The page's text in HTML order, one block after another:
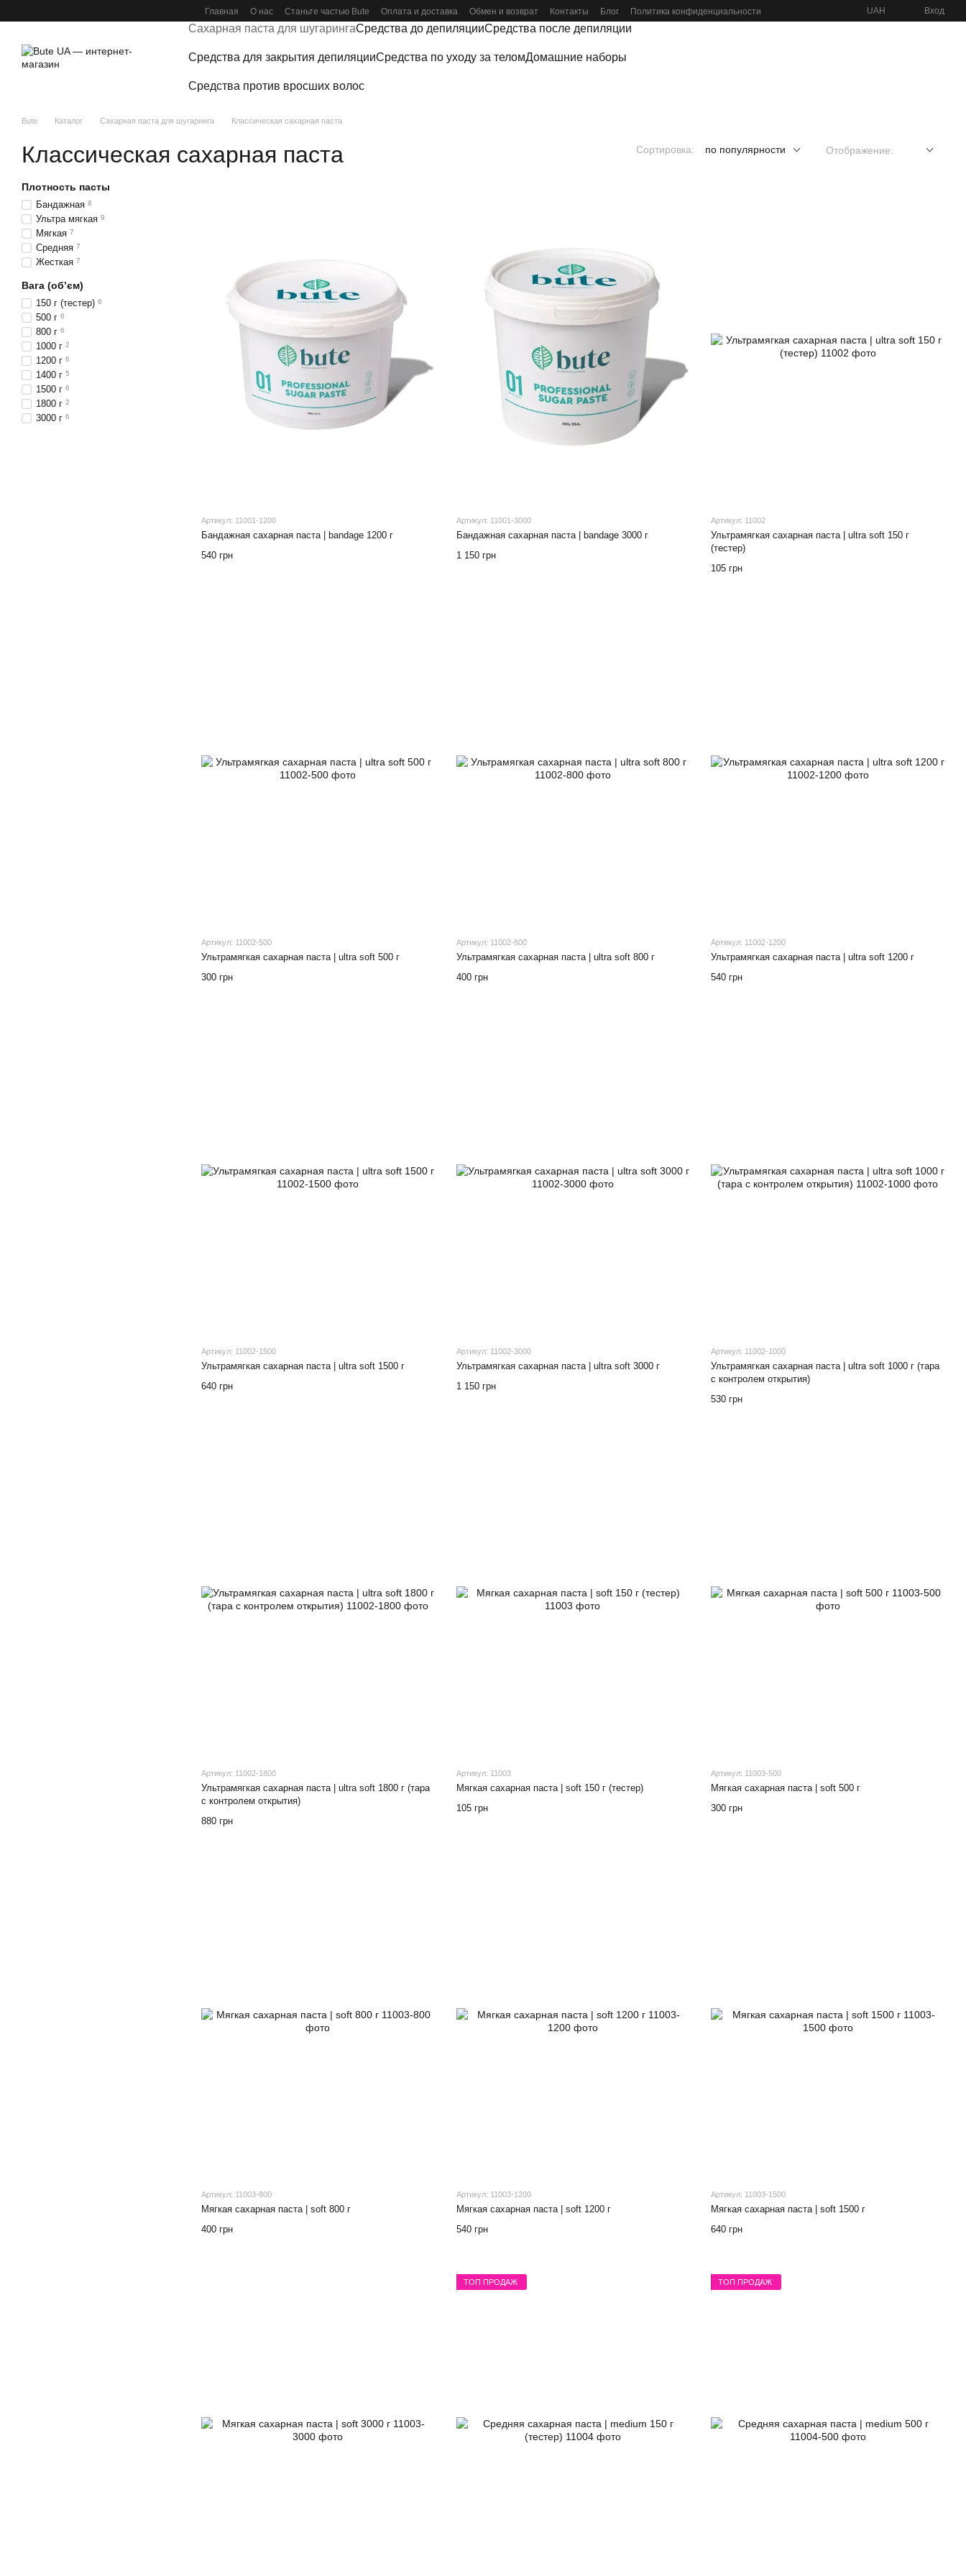
Главная О нас Станьте частью Bute Оплата и доставка Обмен и возврат Контакты Блог Политика конфиденциальности UAH Вход
Сахарная паста для шугарингаСредства до депиляцииСредства после депиляции
Средства для закрытия депиляцииСредства по уходу за теломДомашние наборы
Средства против вросших волос
Bute Каталог Сахарная паста для шугаринга Классическая сахарная паста
Классическая сахарная паста Сортировка: по популярности Отображение:
Артикул: 11001-1200
Бандажная сахарная паста | bandage 1200 г
540 грн
Артикул: 11001-3000
Бандажная сахарная паста | bandage 3000 г
1 150 грн
Артикул: 11002
Ультрамягкая сахарная паста | ultra soft 150 г
(тестер)
105 грн
Артикул: 11002-500
Ультрамягкая сахарная паста | ultra soft 500 г
300 грн
Артикул: 11002-800
Ультрамягкая сахарная паста | ultra soft 800 г
400 грн
Артикул: 11002-1200
Ультрамягкая сахарная паста | ultra soft 1200 г
540 грн
Артикул: 11002-1500
Ультрамягкая сахарная паста | ultra soft 1500 г
640 грн
Артикул: 11002-3000
Ультрамягкая сахарная паста | ultra soft 3000 г
1 150 грн
Артикул: 11002-1000
Ультрамягкая сахарная паста | ultra soft 1000 г (тара
с контролем открытия)
530 грн
Артикул: 11002-1800
Ультрамягкая сахарная паста | ultra soft 1800 г (тара
с контролем открытия)
880 грн
Артикул: 11003
Мягкая сахарная паста | soft 150 г (тестер)
105 грн
Артикул: 11003-500
Мягкая сахарная паста | soft 500 г
300 грн
Артикул: 11003-800
Мягкая сахарная паста | soft 800 г
400 грн
Артикул: 11003-1200
Мягкая сахарная паста | soft 1200 г
540 грн
Артикул: 11003-1500
Мягкая сахарная паста | soft 1500 г
640 грн
ТОП ПРОДАЖ ТОП ПРОДАЖ
Плотность пасты
Бандажная 8
Ультра мягкая 9
Мягкая 7
Средняя 7
Жесткая 7
Вага (об’єм)
150 г (тестер) 6
500 г 6
800 г 6
1000 г 2
1200 г 6
1400 г 5
1500 г 6
1800 г 2
3000 г 6